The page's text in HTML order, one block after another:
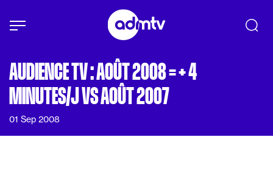
Aller au contenu principal
AUDIENCE TV : AOÛT 2008 = + 4
MINUTES/J VS AOÛT 2007
01 Sep 2008
Panneau de gestion des cookies